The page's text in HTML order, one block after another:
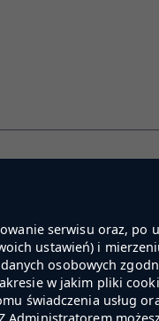
serwisu oraz, po
ustawień) i
osobowych
w jakim pliki
świadczenia usług
Sprawdź
4.9